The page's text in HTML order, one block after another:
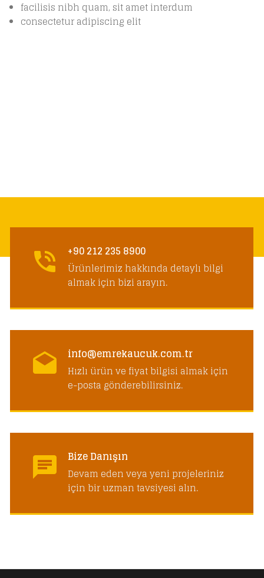
facilisis nibh quam, sit amet interdum
consectetur adipiscing elit
+90 212 235 8900
Ürünlerimiz hakkında detaylı bilgi
almak için bizi arayın.
info@emrekaucuk.com.tr
Hızlı ürün ve fiyat bilgisi almak için
e-posta gönderebilirsiniz.
Bize Danışın
Devam eden veya yeni projeleriniz
için bir uzman tavsiyesi alın.